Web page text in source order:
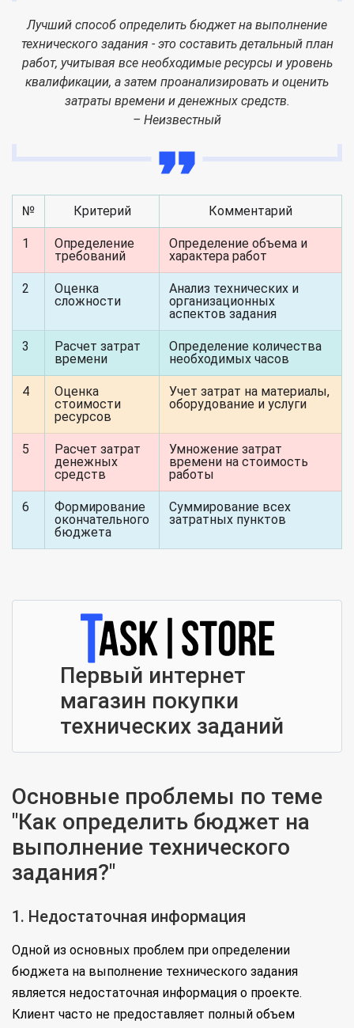
Лучший способ определить бюджет на выполнение
технического задания - это составить детальный план
работ, учитывая все необходимые ресурсы и уровень
квалификации, а затем проанализировать и оценить
затраты времени и денежных средств.
– Неизвестный
№ Критерий Комментарий
1
Определение
требований
Определение объема и
характера работ
2
Оценка
сложности
Анализ технических и
организационных
аспектов задания
3
Расчет затрат
времени
Определение количества
необходимых часов
4
Оценка
стоимости
ресурсов
Учет затрат на материалы,
оборудование и услуги
5
Расчет затрат
денежных
средств
Умножение затрат
времени на стоимость
работы
6
Формирование
окончательного
бюджета
Суммирование всех
затратных пунктов
Первый интернет
магазин покупки
технических заданий
Основные проблемы по теме
"Как определить бюджет на
выполнение технического
задания?"
1. Недостаточная информация
Одной из основных проблем при определении
бюджета на выполнение технического задания
является недостаточная информация о проекте.
Клиент часто не предоставляет полный объем